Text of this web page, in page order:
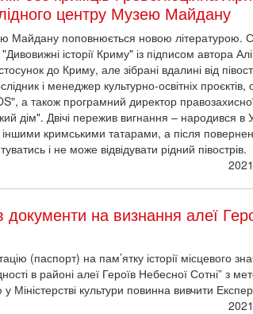
центру Музею Майдану
Майдану поповнюється новою літературою.
історії Криму" із підписом автора
до Криму, але зібрані вдалині від
і менеджер культурно-освітніх проєктів,
а також програмний директор
в Узбекистані, куди родину виселили
вимушений рятуватись і не може відвідувати
на визнання алеї
(паспорт) на пам’ятку історії місцевого
в районі алеї Героїв Небесної Сотні” з
культури повинна вивчити